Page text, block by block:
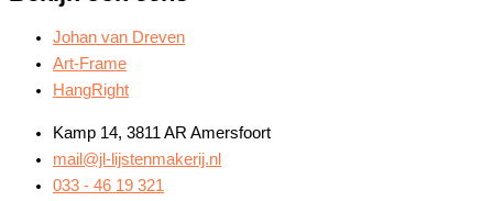
Johan van Dreven
Art-Frame
HangRight
Kamp 14, 3811 AR Amersfoort
mail@jl-lijstenmakerij.nl
033 - 46 19 321